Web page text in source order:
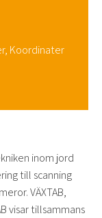
Koordinater
inom jord
till scanning
VÄXTAB,
visar tillsammans